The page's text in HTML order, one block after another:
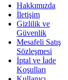
Hakkımızda
İletişim
Gizlilik ve
Güvenlik
Mesafeli Satış
Sözleşmesi
İptal ve İade
Koşulları